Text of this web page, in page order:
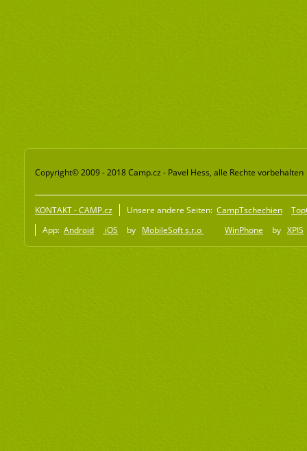
Copyright© 2009 - 2018 Camp.cz - Pavel Hess, alle Rechte vorbehalten
KONTAKT - CAMP.cz Unsere andere Seiten: CampTschechien
App: Android iOS by MobileSoft s.r.o WinPhone by XPIS